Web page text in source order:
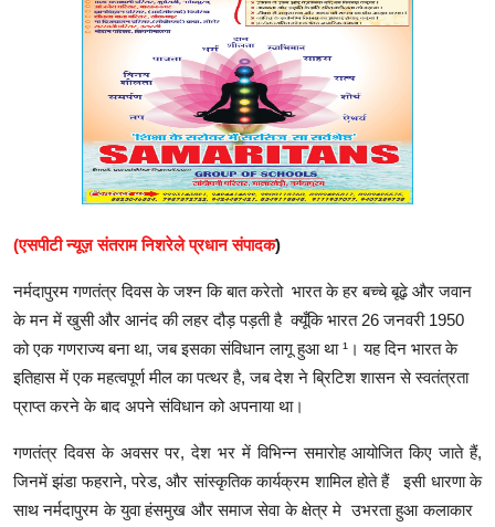
(एसपीटी न्यूज़ संतराम निशरेले प्रधान संपादक)
नर्मदापुरम गणतंत्र दिवस के जश्न कि बात करेतो भारत के हर बच्चे बूढ़े और जवान
के मन में खुसी और आनंद की लहर दौड़ पड़ती है क्यूँकि भारत 26 जनवरी 1950
को एक गणराज्य बना था, जब इसका संविधान लागू हुआ था ¹। यह दिन भारत के
इतिहास में एक महत्वपूर्ण मील का पत्थर है, जब देश ने ब्रिटिश शासन से स्वतंत्रता
प्राप्त करने के बाद अपने संविधान को अपनाया था।
गणतंत्र दिवस के अवसर पर, देश भर में विभिन्न समारोह आयोजित किए जाते हैं,
जिनमें झंडा फहराने, परेड, और सांस्कृतिक कार्यक्रम शामिल होते हैं इसी धारणा के
साथ नर्मदापुरम के युवा हंसमुख और समाज सेवा के क्षेत्र मे उभरता हुआ कलाकार